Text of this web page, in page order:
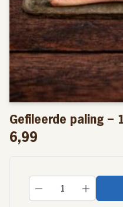
Gefileerde paling –
6,99